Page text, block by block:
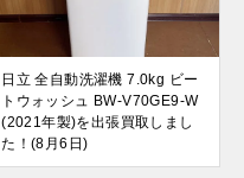
日立 全自動洗濯機 7.0kg ビー
トウォッシュ BW-V70GE9-W
(2021年製)を出張買取しまし
た！(8月6日)